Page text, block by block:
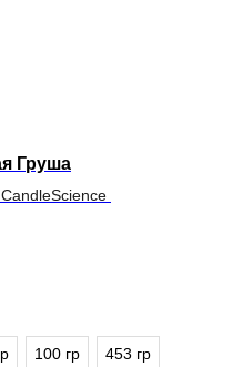
Груша
100 гр 453 гр